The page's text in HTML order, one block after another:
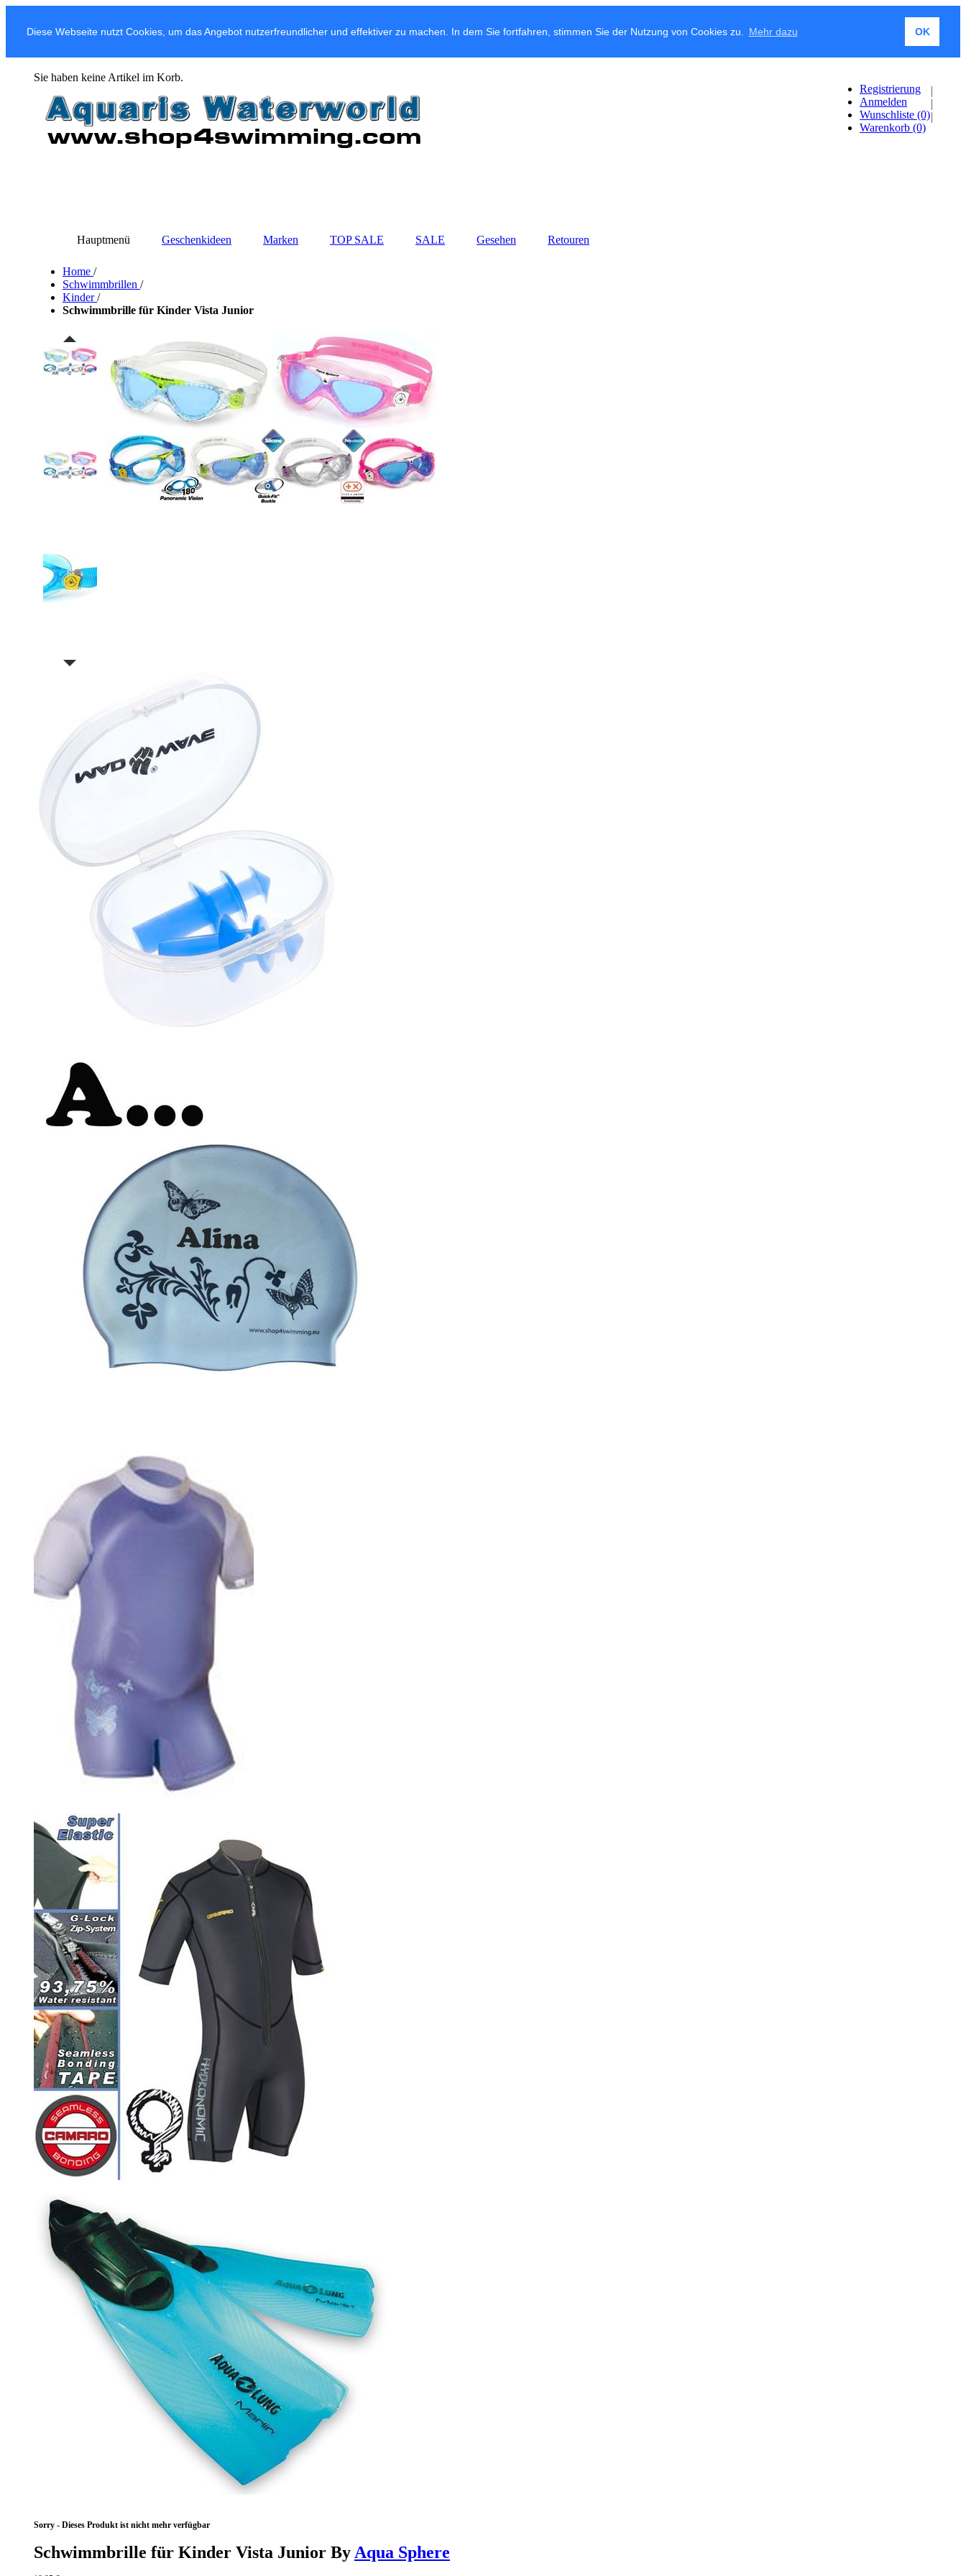
Diese Webseite nutzt Cookies, um das Angebot nutzerfreundlicher und effektiver zu machen. In dem Sie fortfahren, stimmen Sie der Nutzung von Cookies zu. Mehr dazu OK
Registrierung
Anmelden
Wunschliste (0)
Warenkorb (0)
Sie haben keine Artikel im Korb.
Hauptmenü Geschenkideen Marken TOP SALE SALE Gesehen Retouren
Home /
Schwimmbrillen /
Kinder /
Schwimmbrille für Kinder Vista Junior
Sorry - Dieses Produkt ist nicht mehr verfügbar
Schwimmbrille für Kinder Vista Junior By Aqua Sphere